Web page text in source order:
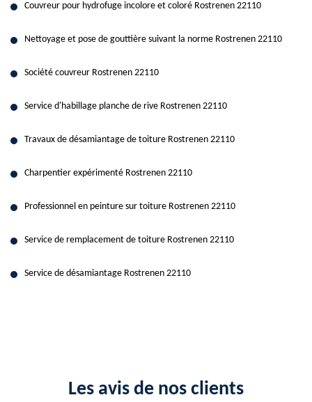
Couvreur pour hydrofuge incolore et coloré Rostrenen 22110
Nettoyage et pose de gouttière suivant la norme Rostrenen 22110
Société couvreur Rostrenen 22110
Service d'habillage planche de rive Rostrenen 22110
Travaux de désamiantage de toiture Rostrenen 22110
Charpentier expérimenté Rostrenen 22110
Professionnel en peinture sur toiture Rostrenen 22110
Service de remplacement de toiture Rostrenen 22110
Service de désamiantage Rostrenen 22110
Les avis de nos clients